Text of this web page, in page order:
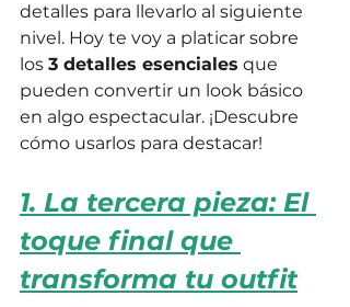
detalles para llevarlo al siguiente
nivel. Hoy te voy a platicar sobre
los 3 detalles esenciales que
pueden convertir un look básico
en algo espectacular. ¡Descubre
cómo usarlos para destacar!
1. La tercera pieza: El
toque final que
transforma tu outfit